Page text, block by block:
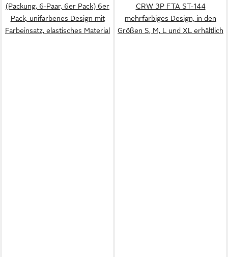
(Packung, 6-Paar, 6er Pack) 6er
Pack, unifarbenes Design mit
Farbeinsatz, elastisches Material
CRW 3P FTA ST-144
mehrfarbiges Design, in den
Größen S, M, L und XL erhältlich